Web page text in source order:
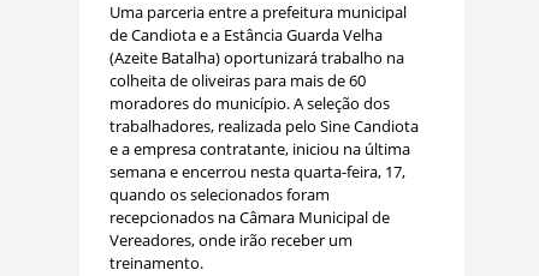
Uma parceria entre a prefeitura municipal
de Candiota e a Estância Guarda Velha
(Azeite Batalha) oportunizará trabalho na
colheita de oliveiras para mais de 60
moradores do município. A seleção dos
trabalhadores, realizada pelo Sine Candiota
e a empresa contratante, iniciou na última
semana e encerrou nesta quarta-feira, 17,
quando os selecionados foram
recepcionados na Câmara Municipal de
Vereadores, onde irão receber um
treinamento.